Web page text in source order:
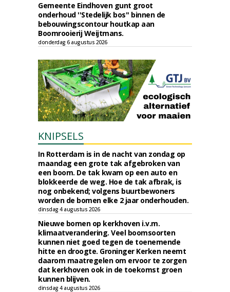
Gemeente Eindhoven gunt groot
onderhoud ''Stedelijk bos'' binnen de
bebouwingscontour houtkap aan
Boomrooierij Weijtmans.
donderdag 6 augustus 2026
KNIPSELS
In Rotterdam is in de nacht van zondag op
maandag een grote tak afgebroken van
een boom. De tak kwam op een auto en
blokkeerde de weg. Hoe de tak afbrak, is
nog onbekend; volgens buurtbewoners
worden de bomen elke 2 jaar onderhouden.
dinsdag 4 augustus 2026
Nieuwe bomen op kerkhoven i.v.m.
klimaatverandering. Veel boomsoorten
kunnen niet goed tegen de toenemende
hitte en droogte. Groninger Kerken neemt
daarom maatregelen om ervoor te zorgen
dat kerkhoven ook in de toekomst groen
kunnen blijven.
dinsdag 4 augustus 2026